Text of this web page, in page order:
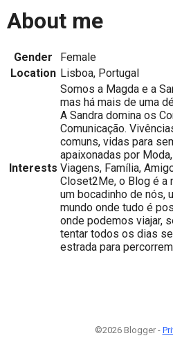
About me
Gender
Female
Location Lisboa, Portugal
Interests
Somos a Magda e a
mas há mais de uma
A Sandra domina os
Comunicação.
comuns, vidas para
apaixonadas por
Viagens, Família,
Closet2Me, o Blog é a
um bocadinho de nós,
mundo onde tudo é
onde podemos viajar,
tentar todos os dias
estrada para
©2026 Blogger -